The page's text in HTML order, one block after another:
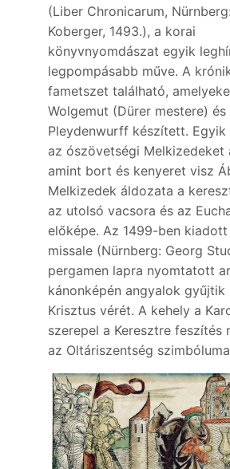
(Liber Chronicarum,
Koberger, 1493.), a korai
könyvnyomdászat egyik
legpompásabb műve. A
fametszet található,
Wolgemut (Dürer mestere) és
Pleydenwurff készített. Egyik
az ószövetségi Melkizedeket
amint bort és kenyeret visz
Melkizedek áldozata a
az utolsó vacsora és az
előképe. Az 1499-ben
missale (Nürnberg: Georg
pergamen lapra nyomtatott
kánonképén angyalok gyűjtik
Krisztus vérét. A kehely a
szerepel a Keresztre feszítés
az Oltáriszentség